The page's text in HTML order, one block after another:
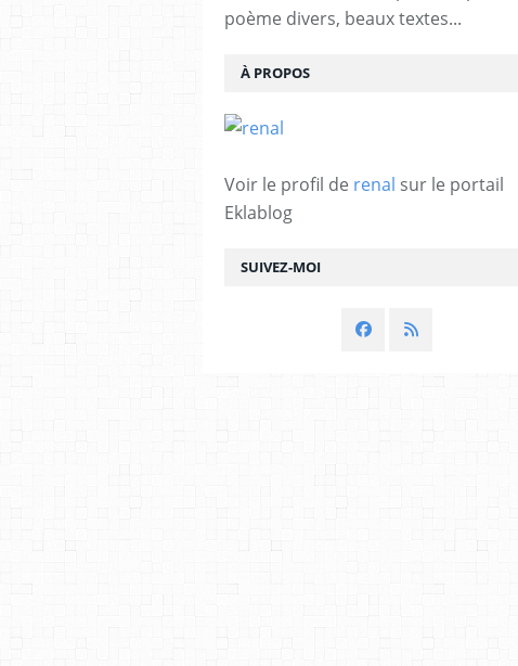
SUIVEZ-MOI
poème divers, beaux textes...
À PROPOS
Voir le profil de renal sur le portail
Eklablog